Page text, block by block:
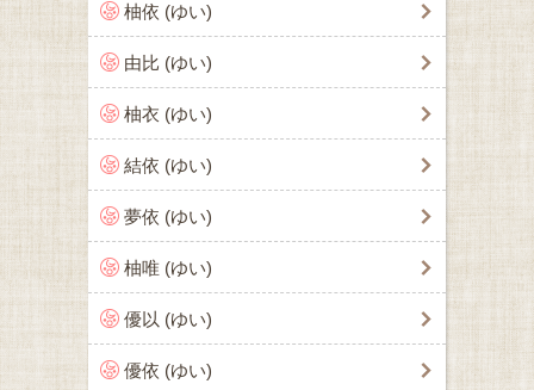
柚依 (ゆい)
由比 (ゆい)
柚衣 (ゆい)
結依 (ゆい)
夢依 (ゆい)
柚唯 (ゆい)
優以 (ゆい)
優依 (ゆい)